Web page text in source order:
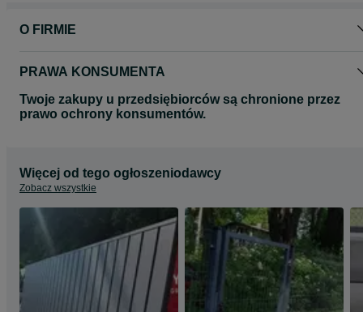
O FIRMIE
PRAWA KONSUMENTA
Twoje zakupy u przedsiębiorców są chronione przez
prawo ochrony konsumentów.
Więcej od tego ogłoszeniodawcy
Zobacz wszystkie